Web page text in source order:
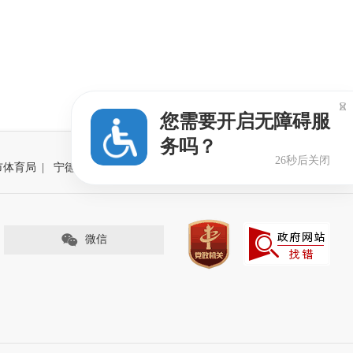
体育局 | 宁德市体育局 |
微信
您需要开启无障碍服
务吗？
25秒后关闭
